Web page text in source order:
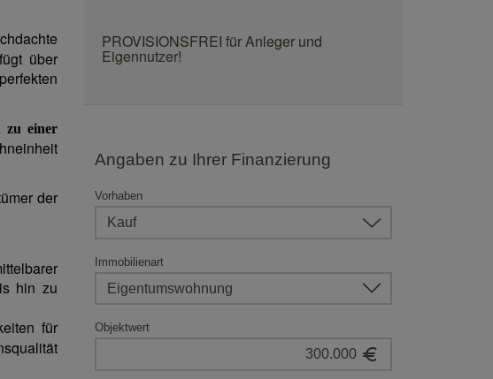
über
zu einer
der
hin zu
für
PROVISIONSFREI für Anleger und
Eigennutzer!